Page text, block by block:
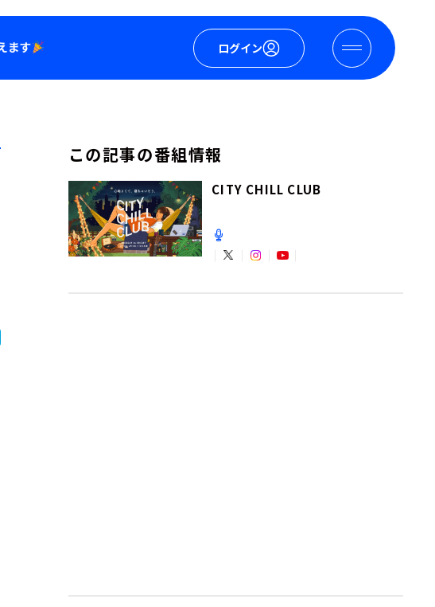
ログイン
この記事の番組情報
CITY CHILL CLUB